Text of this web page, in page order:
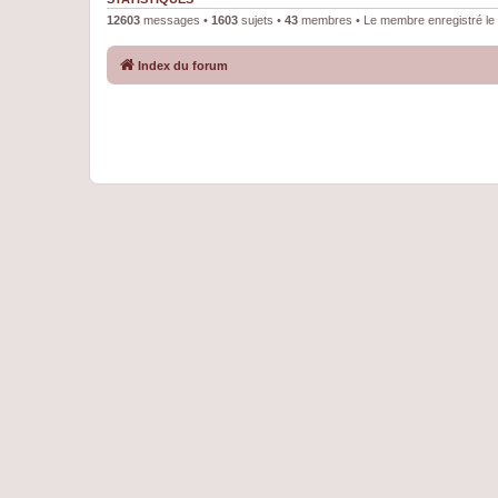
12603 messages • 1603 sujets • 43 membres • Le membre enregistré
Index du forum